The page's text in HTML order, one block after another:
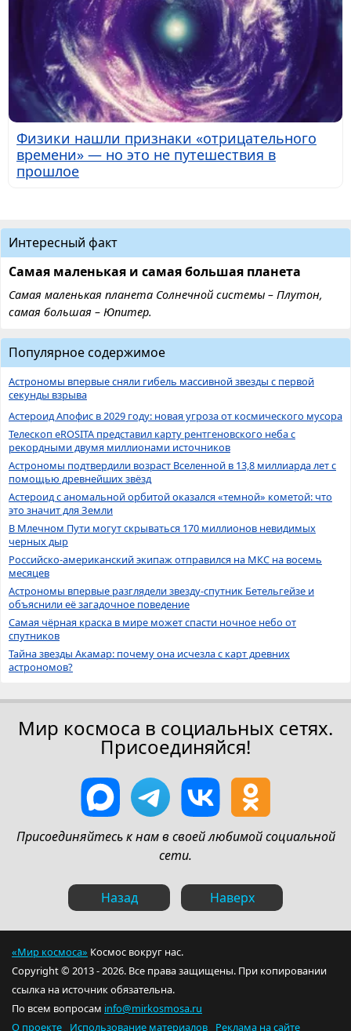
Физики нашли признаки «отрицательного
времени» — но это не путешествия в
прошлое
Интересный факт
Самая маленькая и самая большая планета
Самая маленькая планета Солнечной системы – Плутон,
самая большая – Юпитер.
Популярное содержимое
Астрономы впервые сняли гибель массивной звезды с первой
секунды взрыва
Астероид Апофис в 2029 году: новая угроза от космического мусора
Телескоп eROSITA представил карту рентгеновского неба с
рекордными двумя миллионами источников
Астрономы подтвердили возраст Вселенной в 13,8 миллиарда лет с
помощью древнейших звёзд
Астероид с аномальной орбитой оказался «темной» кометой: что
это значит для Земли
В Млечном Пути могут скрываться 170 миллионов невидимых
черных дыр
Российско-американский экипаж отправился на МКС на восемь
месяцев
Астрономы впервые разглядели звезду-спутник Бетельгейзе и
объяснили её загадочное поведение
Самая чёрная краска в мире может спасти ночное небо от
спутников
Тайна звезды Акамар: почему она исчезла с карт древних
астрономов?
Мир космоса в социальных сетях.
Присоединяйся!
Присоединяйтесь к нам в своей любимой социальной
сети.
Назад Наверх
«Мир космоса» Космос вокруг нас.
Copyright © 2013 - 2026. Все права защищены. При копировании
ссылка на источник обязательна.
По всем вопросам info@mirkosmosa.ru
О проекте
Использование материалов Реклама на сайте